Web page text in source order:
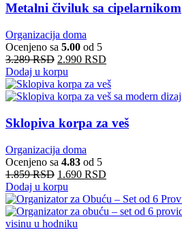
Metalni čiviluk sa cipelarnikom
Organizacija doma
Ocenjeno sa 5.00 od 5
3.289RSD 2.990 RSD
Dodaj u korpu
Sklopiva korpa za veš
Organizacija doma
Ocenjeno sa 4.83 od 5
1.859RSD 1.690 RSD
Dodaj u korpu